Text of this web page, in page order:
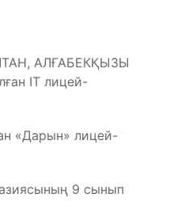
АЛҒАБЕКҚЫЗЫ
ІТ лицей-
«Дарын» лицей-
9 сынып